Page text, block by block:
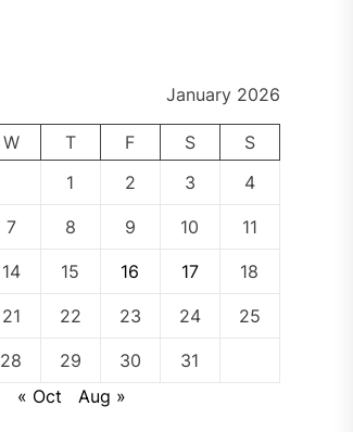
January 2026
W T F S
S
1
2 3 4
7 8 9 10 11
14 15 16 17 18
21 22 23 24 25
28 29 30
31
« Oct
Aug »